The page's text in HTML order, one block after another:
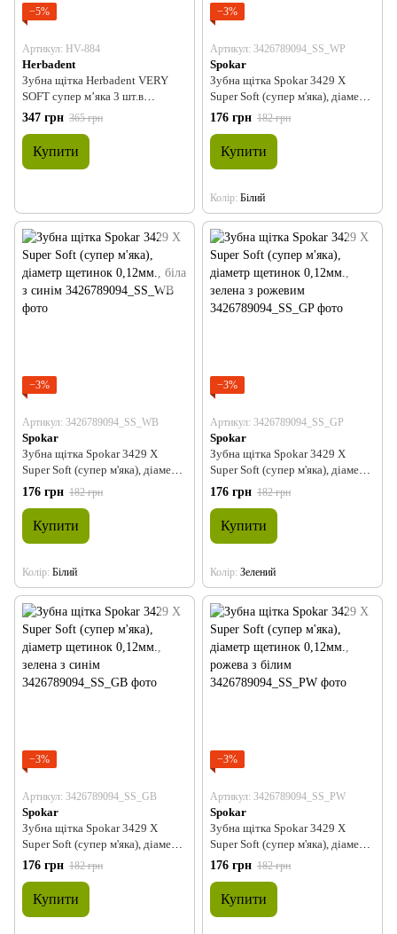
−5%
Артикул: HV-884
Herbadent
Зубна щітка Herbadent VERY
SOFT супер м’яка 3 шт.в
упаковці, в ЕКО пакуванні
347 грн 365 грн
Купити
−3%
Артикул: 3426789094_SS_WP
Spokar
Зубна щітка Spokar 3429 X
Super Soft (супер м'яка), діаметр
щетинок 0,12мм., біла з рожевим
176 грн 182 грн
Купити
Колір Білий
−3%
Артикул: 3426789094_SS_WB
Spokar
Зубна щітка Spokar 3429 X
Super Soft (супер м'яка), діаметр
щетинок 0,12мм., біла з синім
176 грн 182 грн
Купити
Колір Білий
−3%
Артикул: 3426789094_SS_GP
Spokar
Зубна щітка Spokar 3429 X
Super Soft (супер м'яка), діаметр
щетинок 0,12мм., зелена з
рожевим
176 грн 182 грн
Купити
Колір Зелений
−3%
Артикул: 3426789094_SS_GB
Spokar
Зубна щітка Spokar 3429 X
Super Soft (супер м'яка), діаметр
щетинок 0,12мм., зелена з синім
176 грн 182 грн
Купити
−3%
Артикул: 3426789094_SS_PW
Spokar
Зубна щітка Spokar 3429 X
Super Soft (супер м'яка), діаметр
щетинок 0,12мм., рожева з білим
176 грн 182 грн
Купити